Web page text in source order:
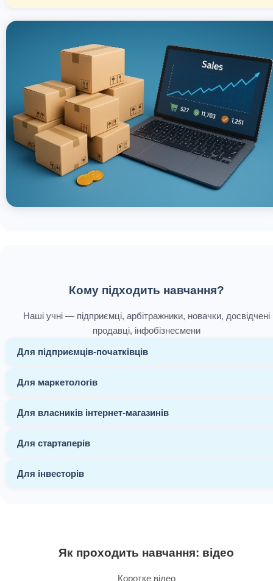
Кому підходить навчання?
Наші учні — підприємці, арбітражники, новачки, досвідчені
продавці, інфобізнесмени
Для підприємців-початківців
Для маркетологів
Для власників інтернет-магазинів
Для стартаперів
Для інвесторів
Як проходить навчання: відео
Коротке відео